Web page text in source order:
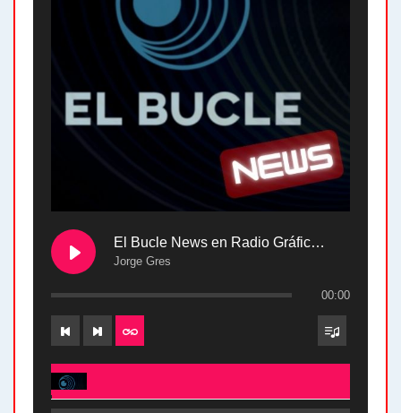
El Bucle News en Radio Gráfica. Bloque 2 . 28.04.24
Jorge Gres
00:00
El Bucle News en Radio Gráfica. Bloque 2 . 28.04.24 - Jorge Gres